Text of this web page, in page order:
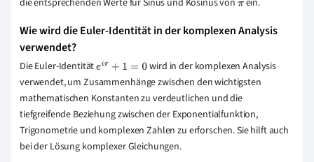
die entsprechenden Werte für Sinus und Kosinus von πein.
Wie wird die Euler-Identität in der komplexen Analysis
verwendet?
Die Euler-Identitäteiπ+1=0
wird in der komplexen Analysis
verwendet, um Zusammenhänge zwischen den wichtigsten
mathematischen Konstanten zu verdeutlichen und die
tiefgreifende Beziehung zwischen der Exponentialfunktion,
Trigonometrie und komplexen Zahlen zu erforschen. Sie hilft auch
bei der Lösung komplexer Gleichungen.